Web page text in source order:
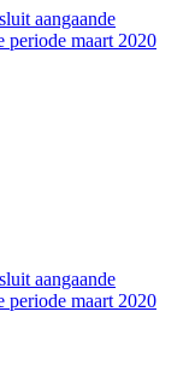
aangaande
periode maart 2020
aangaande
periode maart 2020